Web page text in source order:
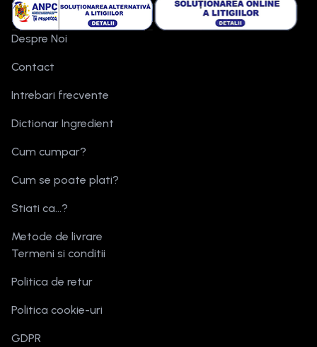
Despre Noi
Contact
Intrebari frecvente
Dictionar Ingredient
Cum cumpar?
Cum se poate plati?
Stiati ca...?
Metode de livrare
Termeni si conditii
Politica de retur
Politica cookie-uri
GDPR